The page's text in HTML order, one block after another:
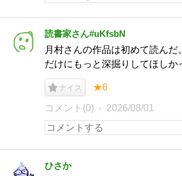
読書家さん#uKfsbN
月村さんの作品は初めて読んだ
だけにもっと深掘りしてほしか
ナイス ★6
コメント(0) 2026/08/01
ひさか